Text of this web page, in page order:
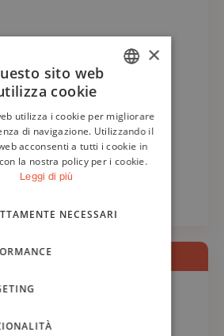
– Ire, naso
la diagnosi
tumori urologici
- Stampa
ENGLISH
×
sito web
cookie
utilizza i cookie per migliorare
di navigazione. Utilizzando il
acconsenti a tutti i cookie in
la nostra policy per i cookie.
Leggi di più
NECESSARI